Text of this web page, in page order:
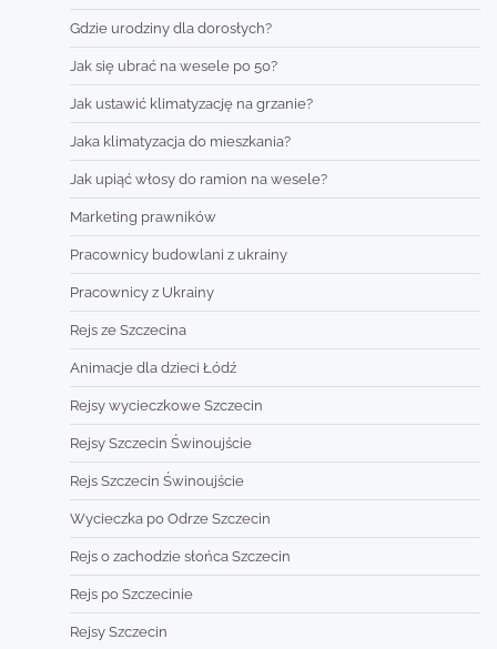
Gdzie urodziny dla dorosłych?
Jak się ubrać na wesele po 50?
Jak ustawić klimatyzację na grzanie?
Jaka klimatyzacja do mieszkania?
Jak upiąć włosy do ramion na wesele?
Marketing prawników
Pracownicy budowlani z ukrainy
Pracownicy z Ukrainy
Rejs ze Szczecina
Animacje dla dzieci Łódź
Rejsy wycieczkowe Szczecin
Rejsy Szczecin Świnoujście
Rejs Szczecin Świnoujście
Wycieczka po Odrze Szczecin
Rejs o zachodzie słońca Szczecin
Rejs po Szczecinie
Rejsy Szczecin